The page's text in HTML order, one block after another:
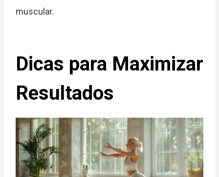
muscular.
Dicas para Maximizar
Resultados